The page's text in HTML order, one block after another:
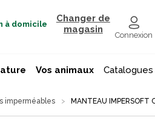
à domicile
Changer de
magasin
Connexion
Vos animaux Catalogues
imperméables MANTEAU IMPERSOFT